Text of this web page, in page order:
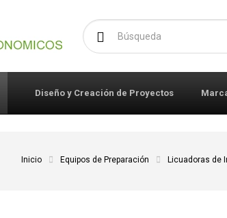
Buscar:
Diseño y Creación de Proyectos
Inicio Equipos de Preparación Licuadoras de